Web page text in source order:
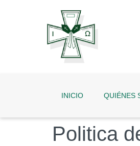
INICIO QUIÉNES
Politica